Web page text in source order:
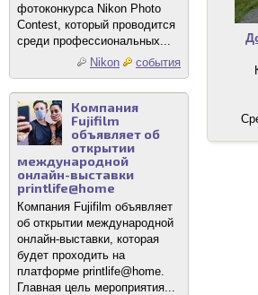
фотоконкурса Nikon Photo
Contest, который проводится
среди профессиональных...
Nikon
события
Компания
Fujifilm
объявляет об
открытии
международной
онлайн-выставки
printlife@home
Компания Fujifilm объявляет
об открытии международной
онлайн-выставки, которая
будет проходить на
платформе printlife@home.
Главная цель мероприятия...